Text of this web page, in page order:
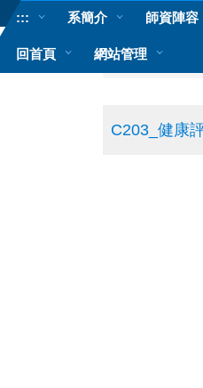
跳
主
::: 系簡介 師資陣容
回首頁 網站管理
首頁
C203_健康